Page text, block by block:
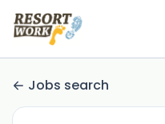
Jobs search